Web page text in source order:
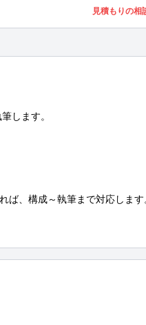
見積もりの相
します。
ば、構成～執筆まで対応します